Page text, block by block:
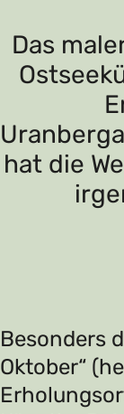
Das
hat die
Besonders
Oktober“